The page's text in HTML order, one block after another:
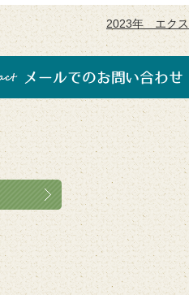
2023年 エク